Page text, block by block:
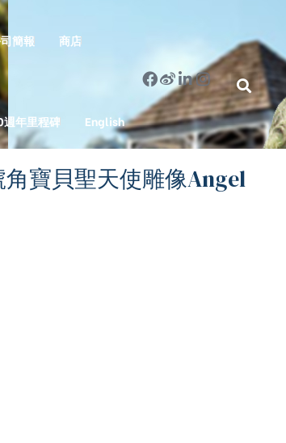
簡報 商店
週年里程碑 English
角寶貝聖天使雕像Angel